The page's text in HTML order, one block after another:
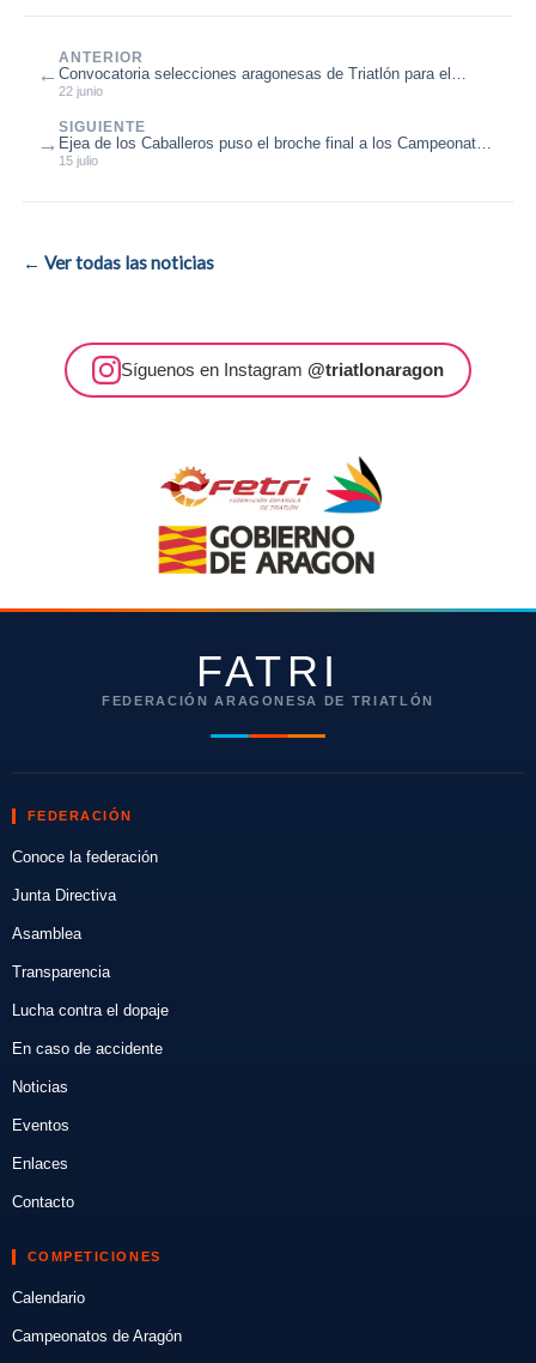
←
ANTERIOR
Convocatoria selecciones aragonesas de Triatlón para el
Campeonato de España de ...
22 junio
SIGUIENTE
Ejea de los Caballeros puso el broche final a los Campeonatos
de Aragón de Triat...
15 julio
→
← Ver todas las noticias
Síguenos en Instagram @triatlonaragon
FATRI
FEDERACIÓN ARAGONESA DE TRIATLÓN
FEDERACIÓN
Conoce la federación
Junta Directiva
Asamblea
Transparencia
Lucha contra el dopaje
En caso de accidente
Noticias
Eventos
Enlaces
Contacto
COMPETICIONES
Calendario
Campeonatos de Aragón